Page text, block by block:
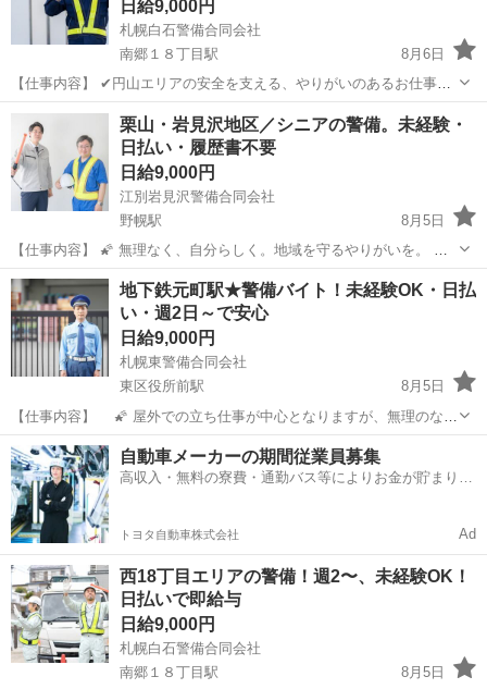
日給9,000円
札幌白石警備合同会社
南郷１８丁目駅
8月6日
【仕事内容】 ✔円山エリアの安全を支える、やりがいのあるお仕事で
す！ ※屋外での立ち仕事が中心となりますが、無理のない配置・こま
めな休憩を徹底しています。 札幌白石警備合同会社では、中央区円山
エリアを中心に、建設現...
北海道 札幌市 南郷１８丁目駅 65歳
栗山・岩見沢地区／シニアの警備。未経験・
日払い・履歴書不要
日給9,000円
江別岩見沢警備合同会社
野幌駅
8月5日
【仕事内容】 🌠 無理なく、自分らしく。地域を守るやりがいを。 ※
屋外での立ち仕事が中心となりますが、無理のない配置・こまめな休
憩を徹底しています。 江別岩見沢警備合同会社は、岩見沢市や江別
市、栗山町エリアに密着し...
北海道 江別市 野幌駅 その他 スタッフ
地下鉄元町駅★警備バイト！未経験OK・日払
い・週2日～で安心
日給9,000円
札幌東警備合同会社
東区役所前駅
8月5日
【仕事内容】 🌠 屋外での立ち仕事が中心となりますが、無理のない
配置・こまめな休憩を徹底しています。 札幌東警備合同会社は、東
区・北区を拠点とする地域密着型の警備会社です。 現在、地下鉄元町
駅周辺でも多くの方が活...
北海道 札幌市 東区役所前駅 その他 スタッフ
自動車メーカーの期間従業員募集
高収入・無料の寮費・通勤バス等によりお金が貯まりや
トヨタ自動車株式会社 Ad
西18丁目エリアの警備！週2〜、未経験OK！
日払いで即給与
日給9,000円
札幌白石警備合同会社
南郷１８丁目駅
8月5日